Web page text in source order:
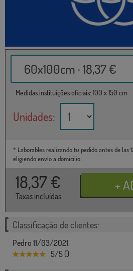
60x100cm · 18,37 €
Medidas instituições oficiais: 100 x 150 cm
Unidades:
* Laborables realizando tu pedido antes de las
eligiendo envío a domicilio.
18,37 €
Taxas incluídas
Classificação de clientes:
Pedro 11/03/2021.
5/5 ()